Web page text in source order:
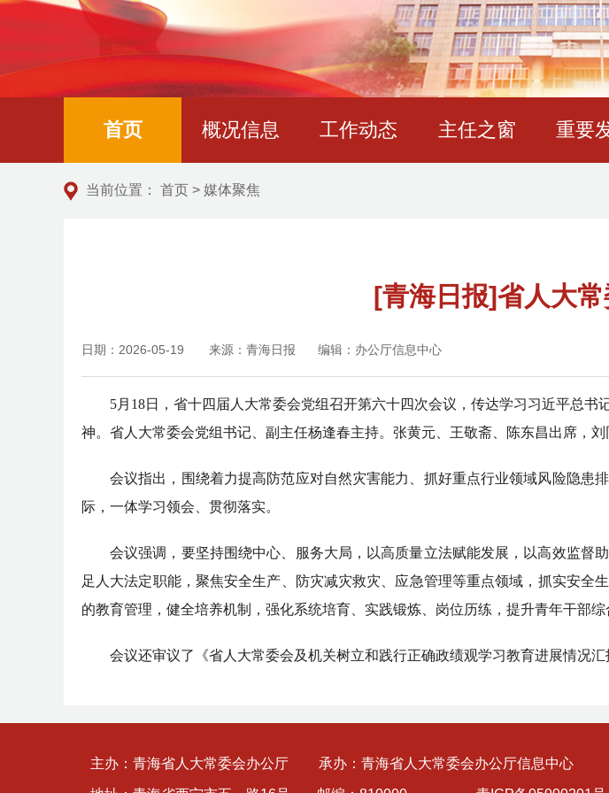
首页 概况信息 工作动态 主任之窗 重要
当前位置： 首页 > 媒体聚焦
[青海日报]省人大
日期：2026-05-19 来源：青海日报 编辑：办公厅信息中心
5月18日，省十四届人大常委会党组召开第六十四次会议，传达学习习近平总
神。省人大常委会党组书记、副主任杨逢春主持。张黄元、王敬斋、陈东昌出席，刘
会议指出，围绕着力提高防范应对自然灾害能力、抓好重点行业领域风险隐患
际，一体学习领会、贯彻落实。
会议强调，要坚持围绕中心、服务大局，以高质量立法赋能发展，以高效监督
足人大法定职能，聚焦安全生产、防灾减灾救灾、应急管理等重点领域，抓实安
的教育管理，健全培养机制，强化系统培育、实践锻炼、岗位历练，提升青年干部综
会议还审议了《省人大常委会及机关树立和践行正确政绩观学习教育进展情况汇
主办：青海省人大常委会办公厅 承办：青海省人大常委会办公厅信息中心